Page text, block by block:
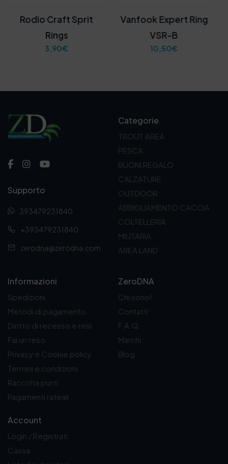
Rodio Craft Sprit
Rings
3,90€
Vanfook Expert Ring
VSR-B
10,50€
Supporto
393479231840
+393479231840
zerodna@zerodna.com
Categorie
TROUT AREA
PESCA
BUONI REGALO
CALZATURE
OUTDOOR
ABBIGLIAMENTO CACCIA
COLTELLERIA
MILITARIA
AREA LAND
Informazioni
Spedizioni
Metodi di pagamento
Diritto di recesso e resi
Fai un reso
Privacy e Cookie policy
Termini e condizioni
Raccolta punti
Pagamenti rateali
Account
Login / Registrati
Cassa
ZeroDNA
Chi sono!
Contatti
F.A.Q.
Marchi
Blog